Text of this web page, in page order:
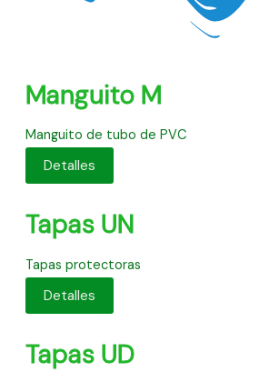
Manguito M
Manguito de tubo de PVC
Detalles
Tapas UN
Tapas protectoras
Detalles
Tapas UD